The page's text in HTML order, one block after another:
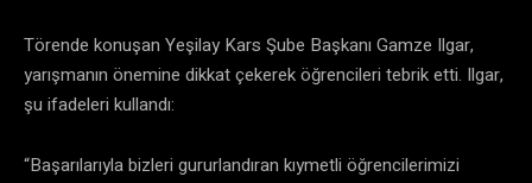
​Törende konuşan Yeşilay Kars Şube Başkanı Gamze Ilgar,
yarışmanın önemine dikkat çekerek öğrencileri tebrik etti. Ilgar,
şu ifadeleri kullandı:
​“Başarılarıyla bizleri gururlandıran kıymetli öğrencilerimizi